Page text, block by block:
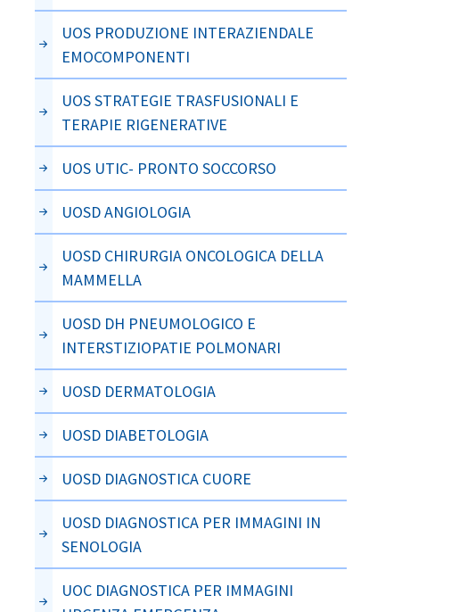
UOS PRODUZIONE INTERAZIENDALE
EMOCOMPONENTI
UOS STRATEGIE TRASFUSIONALI E
TERAPIE RIGENERATIVE
UOS UTIC- PRONTO SOCCORSO
UOSD ANGIOLOGIA
UOSD CHIRURGIA ONCOLOGICA DELLA
MAMMELLA
UOSD DH PNEUMOLOGICO E
INTERSTIZIOPATIE POLMONARI
UOSD DERMATOLOGIA
UOSD DIABETOLOGIA
UOSD DIAGNOSTICA CUORE
UOSD DIAGNOSTICA PER IMMAGINI IN
SENOLOGIA
UOC DIAGNOSTICA PER IMMAGINI